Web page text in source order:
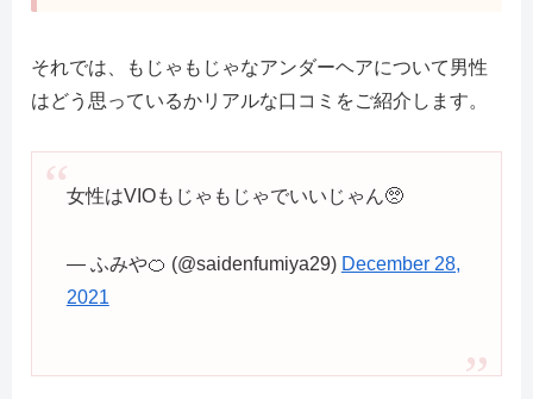
それでは、もじゃもじゃなアンダーヘアについて男性
はどう思っているかリアルな口コミをご紹介します。
女性はVIOもじゃもじゃでいいじゃん🥺
— ふみや🍊 (@saidenfumiya29) December 28,
2021